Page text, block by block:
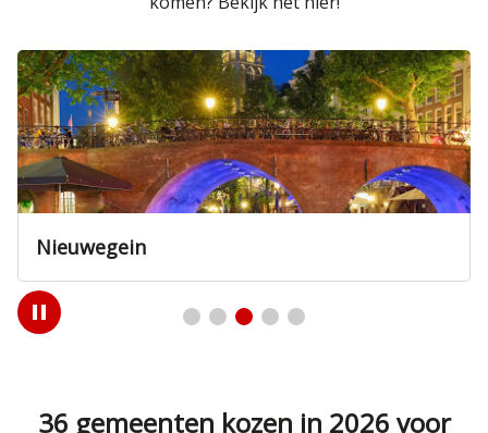
Nieuwegein
Play
/
36 gemeenten kozen in 2026 voor